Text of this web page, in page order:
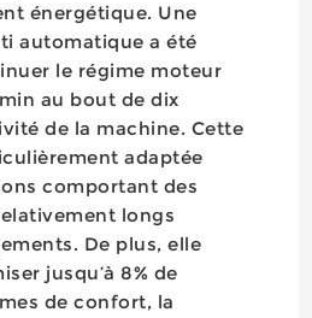
énergétique. Une
automatique a été
le régime moteur
au bout de dix
de la machine. Cette
adaptée
comportant des
longs
De plus, elle
jusqu’à 8% de
de confort, la